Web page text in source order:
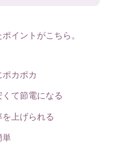
イントがこちら。
カポカ
て節電になる
上げられる
単